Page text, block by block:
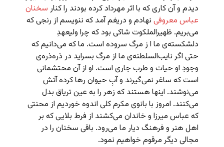
دیدم و آن کاری که با اثر مهرداد کرده بودند را کنار سخنان
عباس معروفی نهادم و دریغم آمد که ننویسم از رنجی که
می‌بریم. ظهیرالملکوت شاکی بود که چرا ولیعهدِ
دلشکسته‌ی ما ا ز مرگ سروده است. ما که می‌دانیم که
حتی اگر نایب‌السلطنه‌ی ما از مرگ بسراید در ذره‌ذره‌ی
وجودِ او حیات و طرب جاری است. او از آن محتشمانی
است که ساغر نمی‌گیرند و آبِ حیوان رها کرده آتش
می‌نوشند. اینها هستند که زهر را به عین تریاق بدل
می‌کنند. امروز با بانوی مکرم کلی اندوه خوردیم از محنتی
که عباس میرزا و خاندان می‌کشند از فرط بلایی که بر
اهل هنر و فرهنگ دیار ما می‌رود. باقی سخنان را در
مجالی دیگر مرقوم خواهیم نمود.